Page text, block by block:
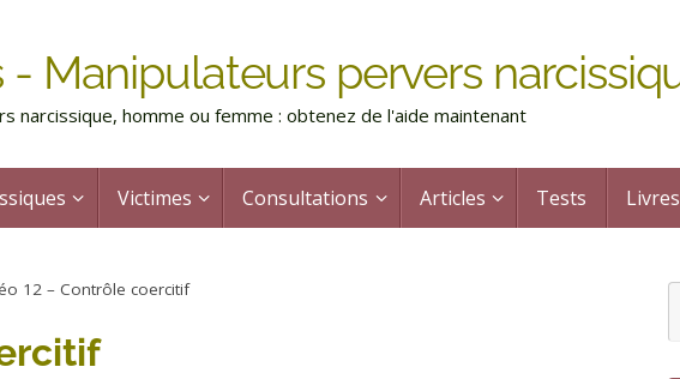
Manipulateurs pervers
narcissique, homme ou femme : obtenez de l'aide maintenant
Victimes Consultations Articles Tests Livres
12 – Contrôle coercitif